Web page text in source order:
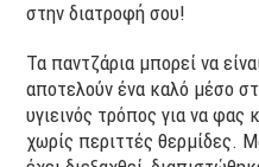
στην διατροφή σου!
Τα παντζάρια μπορεί να
αποτελούν ένα καλό μέσο
υγιεινός τρόπος για να φας
χωρίς περιττές θερμίδες.